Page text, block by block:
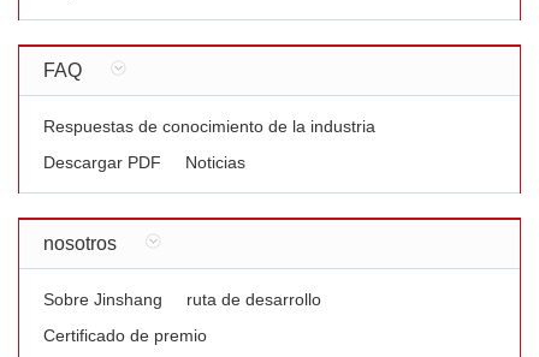
FAQ
Respuestas de conocimiento de la industria
Descargar PDF
Noticias
nosotros
Sobre Jinshang
ruta de desarrollo
Certificado de premio